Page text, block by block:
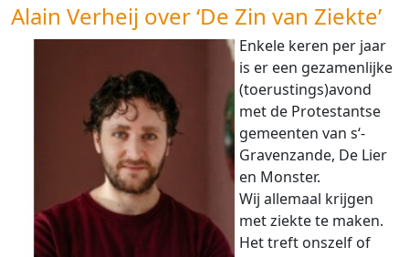
Alain Verheij over ‘De Zin van Ziekte’
Enkele keren per jaar
is er een gezamenlijke
(toerustings)avond
met de Protestantse
gemeenten van s‘-
Gravenzande, De Lier
en Monster.
Wij allemaal krijgen
met ziekte te maken.
Het treft onszelf of